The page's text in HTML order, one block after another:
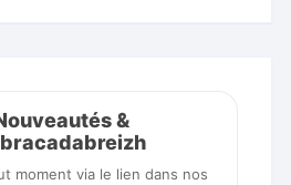
&
moment via le lien dans nos